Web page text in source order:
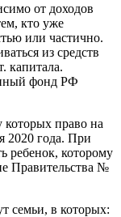
от доходов
кто уже
или частично.
из средств
капитала.
фонд РФ
которых право на
2020 года. При
ребенок, которому
Правительства №
семьи, в которых: